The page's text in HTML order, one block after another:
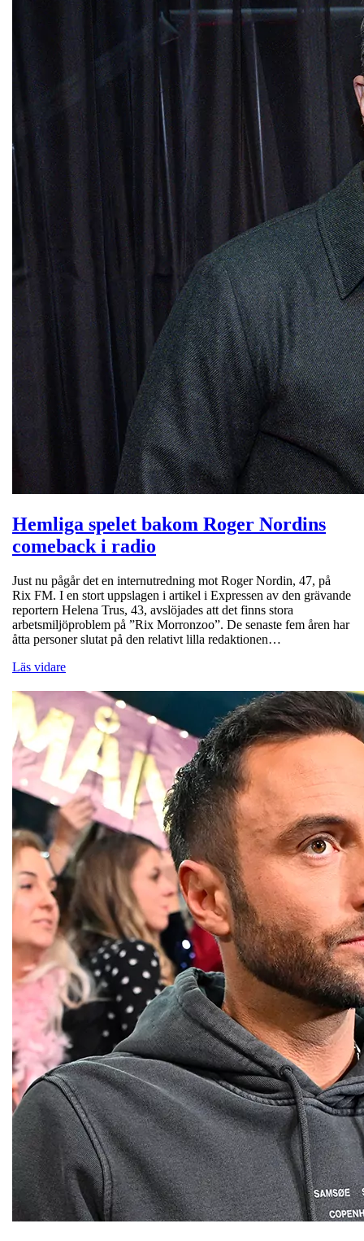
Hemliga spelet bakom Roger Nordins
comeback i radio
Just nu pågår det en internutredning mot Roger Nordin, 47, på
Rix FM. I en stort uppslagen i artikel i Expressen av den grävande
reportern Helena Trus, 43, avslöjades att det finns stora
arbetsmiljöproblem på ”Rix Morronzoo”. De senaste fem åren har
åtta personer slutat på den relativt lilla redaktionen…
Läs vidare